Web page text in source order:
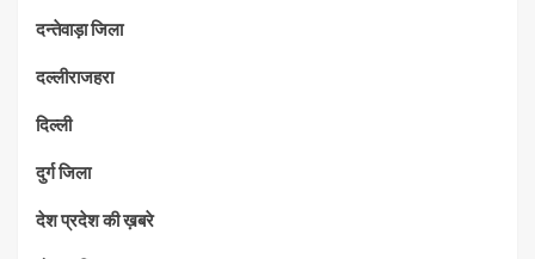
दन्तेवाड़ा जिला
दल्लीराजहरा
दिल्ली
दुर्ग जिला
देश प्रदेश की ख़बरे